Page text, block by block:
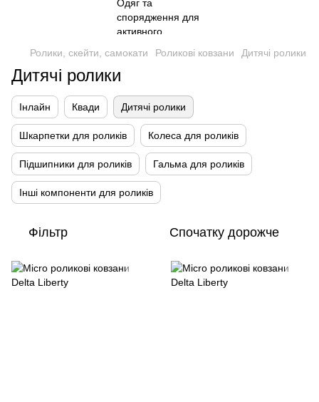
Ролики, скейти, самокати Роликові ковзани Дитячі ролики
Дитячі ролики
Інлайн Квади Дитячі ролики
Шкарпетки для роликів Колеса для роликів
Підшипники для роликів Гальма для роликів
Інші компоненти для роликів
Фільтр Спочатку дорожче